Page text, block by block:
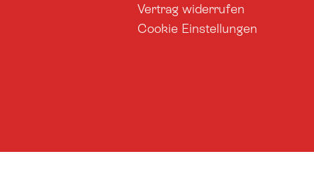
Vertrag widerrufen
Cookie Einstellungen